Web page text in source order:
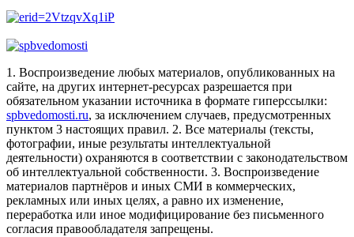
1. Воспроизведение любых материалов, опубликованных на
сайте, на других интернет-ресурсах разрешается при
обязательном указании источника в формате гиперссылки:
spbvedomosti.ru, за исключением случаев, предусмотренных
пунктом 3 настоящих правил. 2. Все материалы (тексты,
фотографии, иные результаты интеллектуальной
деятельности) охраняются в соответствии с законодательством
об интеллектуальной собственности. 3. Воспроизведение
материалов партнёров и иных СМИ в коммерческих,
рекламных или иных целях, а равно их изменение,
переработка или иное модифицирование без письменного
согласия правообладателя запрещены.